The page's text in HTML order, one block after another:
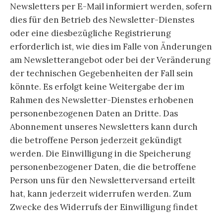
Newsletters per E-Mail informiert werden, sofern
dies für den Betrieb des Newsletter-Dienstes
oder eine diesbezügliche Registrierung
erforderlich ist, wie dies im Falle von Änderungen
am Newsletterangebot oder bei der Veränderung
der technischen Gegebenheiten der Fall sein
könnte. Es erfolgt keine Weitergabe der im
Rahmen des Newsletter-Dienstes erhobenen
personenbezogenen Daten an Dritte. Das
Abonnement unseres Newsletters kann durch
die betroffene Person jederzeit gekündigt
werden. Die Einwilligung in die Speicherung
personenbezogener Daten, die die betroffene
Person uns für den Newsletterversand erteilt
hat, kann jederzeit widerrufen werden. Zum
Zwecke des Widerrufs der Einwilligung findet